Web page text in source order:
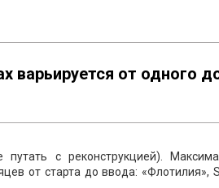
варьируется от одного
с реконструкцией).
от старта до ввода: «Флотилия»,